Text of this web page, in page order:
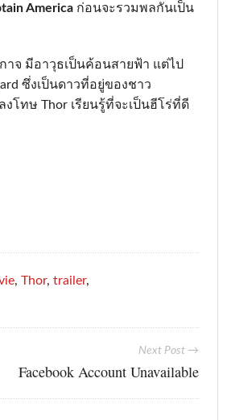
America ก่อนจะรวมพลกันเป็น
าจ มีอาวุธเป็นค้อนสายฟ้า แต่ไป
ซึ่งเป็นดาวที่อยู่ของชาว
โทษ Thor เรียนรู้ที่จะเป็นฮีโร่ที่ดี
,Thor,trailer,
Next Post →
Facebook Account Unavailable